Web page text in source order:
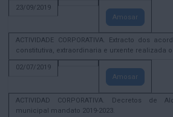
23/09/2019
Amosar
ACTIVIDADE CORPORATIVA. Extracto dos
constitutiva, extraordinaria e urxente realizada
02/07/2019
Amosar
ACTIVIDAD CORPORATIVA. Decretos de
municipal mandato 2019-2023.